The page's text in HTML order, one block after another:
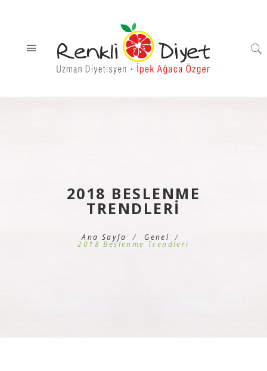
2018 BESLENME
TRENDLERI
Ana Sayfa Genel
2018 Beslenme Trendleri